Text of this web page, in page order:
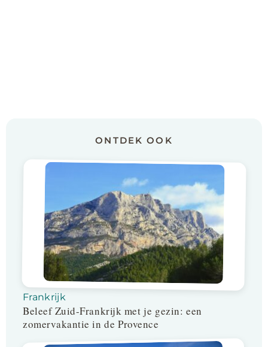
ONTDEK OOK
Frankrijk
Beleef Zuid-Frankrijk met je gezin: een
zomervakantie in de Provence